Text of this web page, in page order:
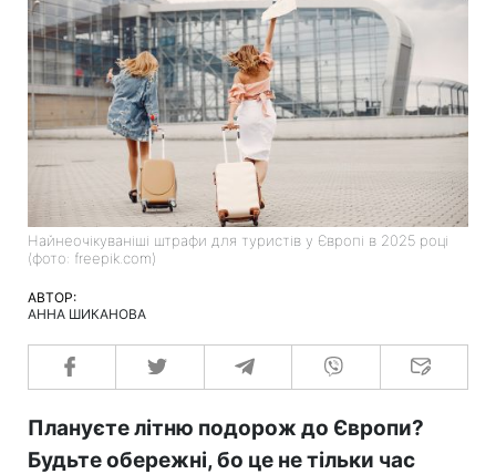
Найнеочікуваніші штрафи для туристів у Європі в 2025 році
(фото: freepik.com)
АВТОР:
АННА ШИКАНОВА
Плануєте літню подорож до Європи?
Будьте обережні, бо це не тільки час